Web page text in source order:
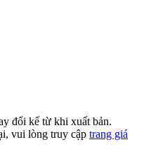
đổi kể từ khi xuất bản.
vui lòng truy cập trang giá